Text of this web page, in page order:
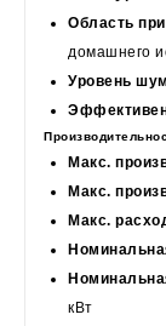
Область
домашнего
Уровень
Макс.
Макс.
Макс.
кВт